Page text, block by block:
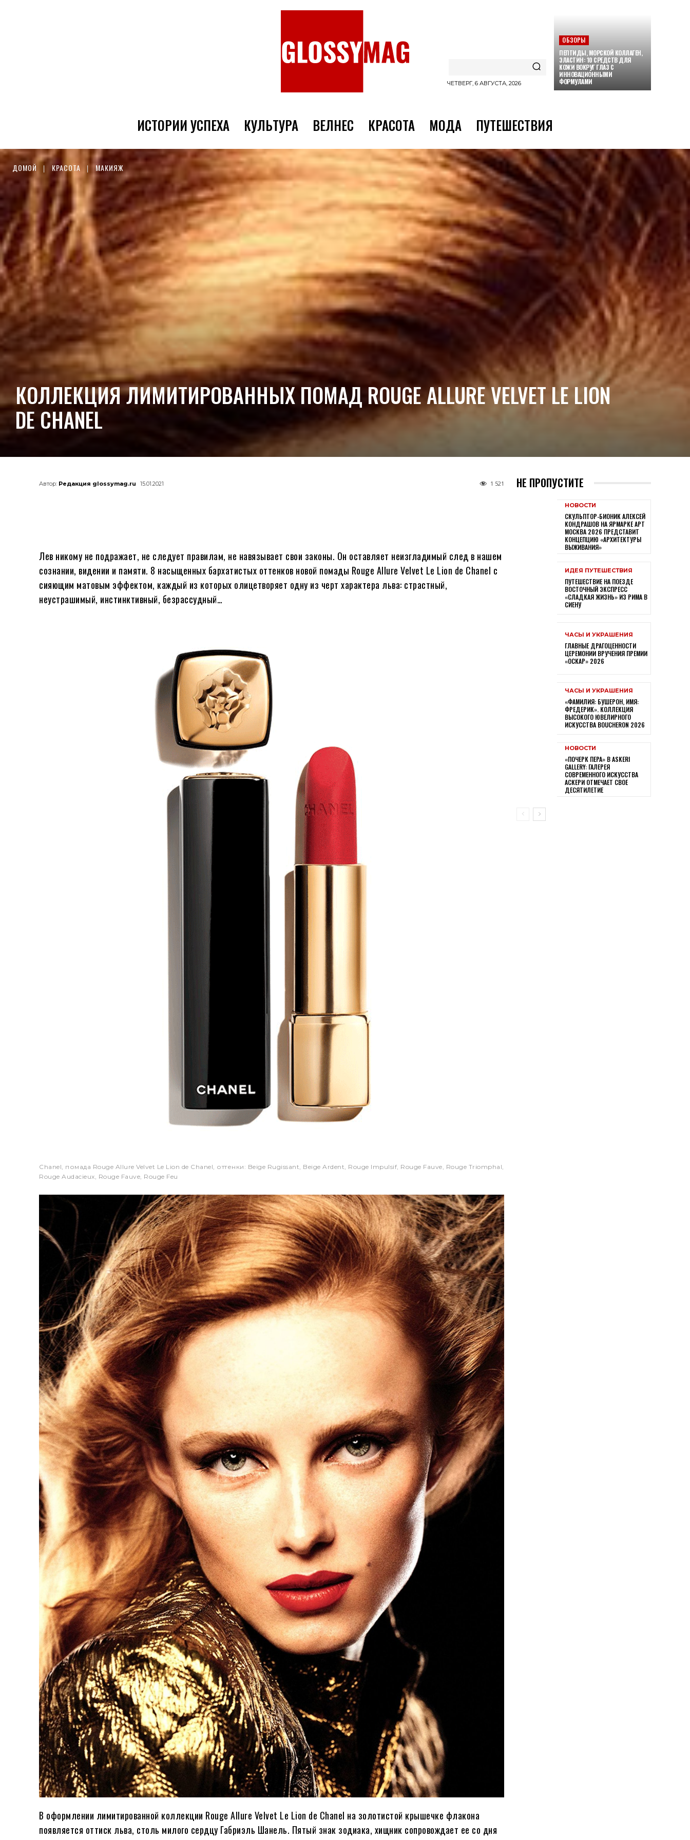
ЧЕТВЕРГ, 6 АВГУСТА, 2026
ОБЗОРЫ
ПЕПТИДЫ, МОРСКОЙ КОЛЛАГЕН,
ЭЛАСТИН: 10 СРЕДСТВ ДЛЯ
КОЖИ ВОКРУГ ГЛАЗ С
ИННОВАЦИОННЫМИ
ФОРМУЛАМИ
ИСТОРИИ УСПЕХА КУЛЬТУРА ВЕЛНЕС КРАСОТА МОДА ПУТЕШЕСТВИЯ
ДОМОЙ КРАСОТА МАКИЯЖ
КОЛЛЕКЦИЯ ЛИМИТИРОВАННЫХ ПОМАД ROUGE ALLURE VELVET LE LION
DE CHANEL
Автор: Редакция glossymag.ru 15.01.2021 1 521
Лев никому не подражает, не следует правилам, не навязывает свои законы. Он оставляет неизгладимый след в нашем
сознании, видении и памяти. 8 насыщенных бархатистых оттенков новой помады Rouge Allure Velvet Le Lion de Chanel с
сияющим матовым эффектом, каждый из которых олицетворяет одну из черт характера льва: страстный,
неустрашимый, инстинктивный, безрассудный…
Chanel, помада Rouge Allure Velvet Le Lion de Chanel, оттенки: Beige Rugissant, Beige Ardent, Rouge Impulsif, Rouge Fauve, Rouge Triomphal,
Rouge Audacieux, Rouge Fauve, Rouge Feu
В оформлении лимитированной коллекции Rouge Allure Velvet Le Lion de Chanel на золотистой крышечке флакона
появляется оттиск льва, столь милого сердцу Габриэль Шанель. Пятый знак зодиака, хищник сопровождает ее со дня
НЕ ПРОПУСТИТЕ
НОВОСТИ
СКУЛЬПТОР-БИОНИК АЛЕКСЕЙ
КОНДРАШОВ НА ЯРМАРКЕ АРТ
МОСКВА 2026 ПРЕДСТАВИТ
КОНЦЕПЦИЮ «АРХИТЕКТУРЫ
ВЫЖИВАНИЯ»
ИДЕЯ ПУТЕШЕСТВИЯ
ПУТЕШЕСТВИЕ НА ПОЕЗДЕ
ВОСТОЧНЫЙ ЭКСПРЕСС
«СЛАДКАЯ ЖИЗНЬ» ИЗ РИМА В
СИЕНУ
ЧАСЫ И УКРАШЕНИЯ
ГЛАВНЫЕ ДРАГОЦЕННОСТИ
ЦЕРЕМОНИИ ВРУЧЕНИЯ ПРЕМИИ
«ОСКАР» 2026
ЧАСЫ И УКРАШЕНИЯ
«ФАМИЛИЯ: БУШЕРОН, ИМЯ:
ФРЕДЕРИК». КОЛЛЕКЦИЯ
ВЫСОКОГО ЮВЕЛИРНОГО
ИСКУССТВА BOUCHERON 2026
НОВОСТИ
«ПОЧЕРК ПЕРА» В ASKERI
GALLERY: ГАЛЕРЕЯ
СОВРЕМЕННОГО ИСКУССТВА
АСКЕРИ ОТМЕЧАЕТ СВОЕ
ДЕСЯТИЛЕТИЕ